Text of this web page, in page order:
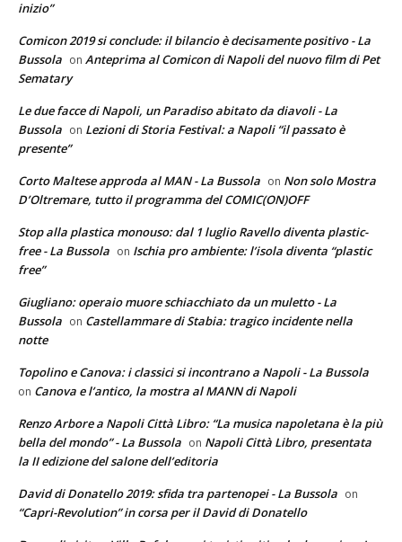
inizio”
Comicon 2019 si conclude: il bilancio è decisamente positivo - La
Bussola on Anteprima al Comicon di Napoli del nuovo film di Pet
Sematary
Le due facce di Napoli, un Paradiso abitato da diavoli - La
Bussola on Lezioni di Storia Festival: a Napoli “il passato è
presente”
Corto Maltese approda al MAN - La Bussola on Non solo Mostra
D’Oltremare, tutto il programma del COMIC(ON)OFF
Stop alla plastica monouso: dal 1 luglio Ravello diventa plastic-
free - La Bussola on Ischia pro ambiente: l’isola diventa “plastic
free”
Giugliano: operaio muore schiacchiato da un muletto - La
Bussola on Castellammare di Stabia: tragico incidente nella
notte
Topolino e Canova: i classici si incontrano a Napoli - La Bussola
on Canova e l’antico, la mostra al MANN di Napoli
Renzo Arbore a Napoli Città Libro: “La musica napoletana è la più
bella del mondo” - La Bussola on Napoli Città Libro, presentata
la II edizione del salone dell’editoria
David di Donatello 2019: sfida tra partenopei - La Bussola on
“Capri-Revolution” in corsa per il David di Donatello